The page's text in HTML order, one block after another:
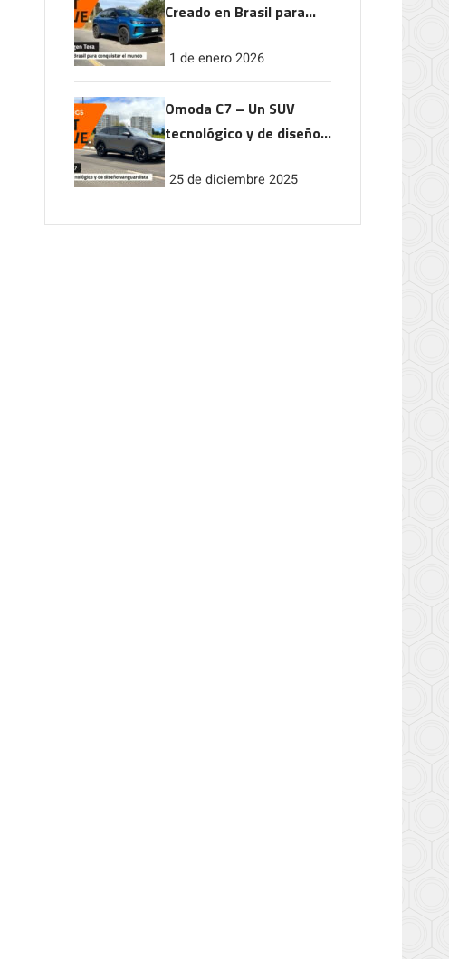
Creado en Brasil para
1 de enero 2026
Omoda C7 – Un SUV
tecnológico y de diseño
25 de diciembre 2025